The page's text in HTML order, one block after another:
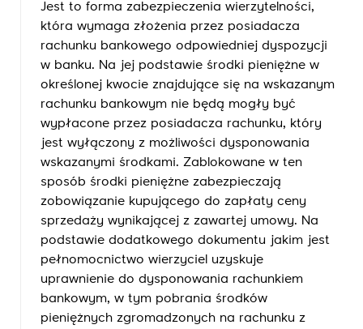
Jest to forma zabezpieczenia wierzytelności,
która wymaga złożenia przez posiadacza
rachunku bankowego odpowiedniej dyspozycji
w banku. Na jej podstawie środki pieniężne w
określonej kwocie znajdujące się na wskazanym
rachunku bankowym nie będą mogły być
wypłacone przez posiadacza rachunku, który
jest wyłączony z możliwości dysponowania
wskazanymi środkami. Zablokowane w ten
sposób środki pieniężne zabezpieczają
zobowiązanie kupującego do zapłaty ceny
sprzedaży wynikającej z zawartej umowy. Na
podstawie dodatkowego dokumentu jakim jest
pełnomocnictwo wierzyciel uzyskuje
uprawnienie do dysponowania rachunkiem
bankowym, w tym pobrania środków
pieniężnych zgromadzonych na rachunku z